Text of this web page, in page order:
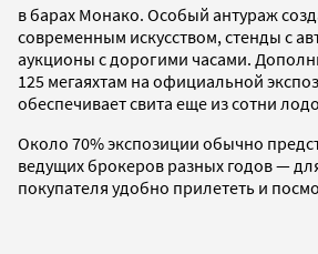
в барах Монако. Особый антураж
современным искусством, стенды с
аукционы с дорогими часами.
125 мегаяхтам на официальной
обеспечивает свита еще из сотни
Около 70% экспозиции обычно
ведущих брокеров разных годов —
покупателя удобно прилететь и